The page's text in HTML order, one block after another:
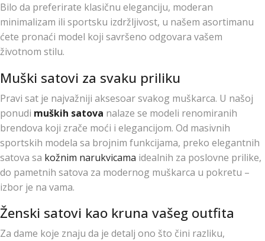
Bilo da preferirate klasičnu eleganciju, moderan
minimalizam ili sportsku izdržljivost, u našem asortimanu
ćete pronaći model koji savršeno odgovara vašem
životnom stilu.
Muški satovi za svaku priliku
Pravi sat je najvažniji aksesoar svakog muškarca. U našoj
ponudi muških satova nalaze se modeli renomiranih
brendova koji zrače moći i elegancijom. Od masivnih
sportskih modela sa brojnim funkcijama, preko elegantnih
satova sa kožnim narukvicama idealnih za poslovne prilike,
do pametnih satova za modernog muškarca u pokretu –
izbor je na vama.
Ženski satovi kao kruna vašeg outfita
Za dame koje znaju da je detalj ono što čini razliku,